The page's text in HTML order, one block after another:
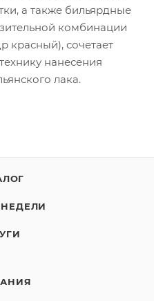
а также бильярдные
комбинации
красный), сочетает
нанесения
лака.